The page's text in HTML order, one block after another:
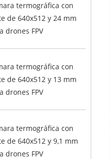
termográfica con
de 640x512 y 24 mm
drones FPV
termográfica con
de 640x512 y 13 mm
drones FPV
termográfica con
de 640x512 y 9,1 mm
drones FPV